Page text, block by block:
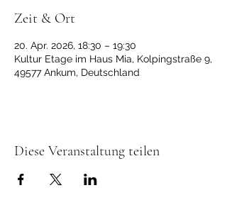
Zeit & Ort
20. Apr. 2026, 18:30 – 19:30
Kultur Etage im Haus Mia, Kolpingstraße 9,
49577 Ankum, Deutschland
Diese Veranstaltung teilen